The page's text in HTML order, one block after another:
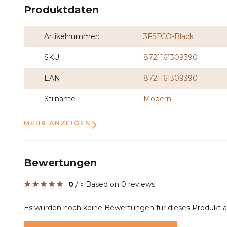
Produktdaten
Artikelnummer: 3FSTCO-Black
SKU 8721161309390
EAN 8721161309390
Stilname Modern
MEHR ANZEIGEN
Bewertungen
0 / 5 Based on 0 reviews
Es wurden noch keine Bewertungen für dieses Produkt